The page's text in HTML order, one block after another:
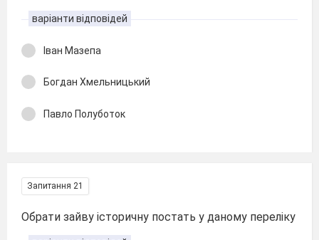
варіанти відповідей
Іван Мазепа
Богдан Хмельницький
Павло Полуботок
Запитання 21
Обрати зайву історичну постать у даному переліку